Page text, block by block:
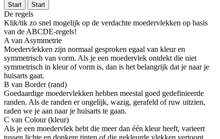
Start Start
De regels
Klik/tik zo snel mogelijk op de verdachte moedervlekken op basis
van de ABCDE-regels!
A van Asymmetrie
Moedervlekken zijn normaal gesproken egaal van kleur en
symmetrisch van vorm. Als je een moedervlek ontdekt die niet
symmetrisch in kleur of vorm is, dan is het belangrijk dat je naar je
huisarts gaat.
B van Border (rand)
Goedaardige moedervlekken hebben meestal goed gedefinieerde
randen. Als de randen er ongelijk, wazig, gerafeld of ruw uitzien,
raden we je aan naar je huisarts te gaan.
C van Colour (kleur)
Als je een moedervlek hebt die meer dan één kleur heeft, varieert
tussen lichte en donkere tinten of die gekleurde vlekken vertoont,